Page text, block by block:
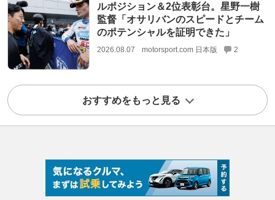
ルポジション＆2位表彰台。星野一樹
監督「オサリバンのスピードとチーム
のポテンシャルを証明できた」
2026.08.07 motorsport.com 日本版 2
おすすめをもっと見る